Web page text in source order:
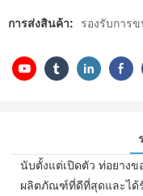
การส่งสินค้า: รองรับการ
นับตั้งแต่เปิดตัว ท่อยางข
ผลิตภัณฑ์ที่ดีที่สุดและได้